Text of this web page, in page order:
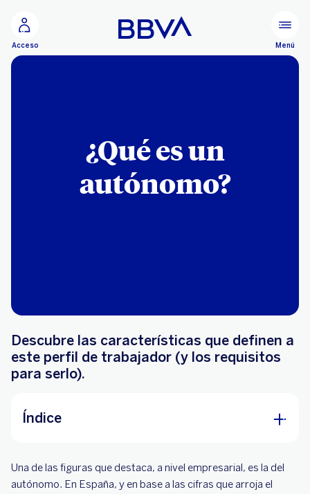
Acceso Menú
¿Qué es un
autónomo?
Descubre las características que definen a
este perfil de trabajador (y los requisitos
para serlo).
Índice
¿Qué tipos de autónomos existen?
Una de las figuras que destaca, a nivel empresarial, es la del
autónomo. En España, y en base a las cifras que arroja el